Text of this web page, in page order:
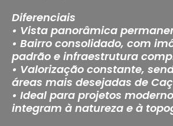
Diferenciais
• Vista panorâmica
• Bairro consolidado, com
padrão e infraestrutura
• Valorização constante,
áreas mais desejadas de
• Ideal para projetos
integram à natureza e à